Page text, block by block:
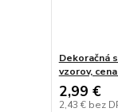
Dekoračná
vzorov,
2,99 €
2,43 € bez